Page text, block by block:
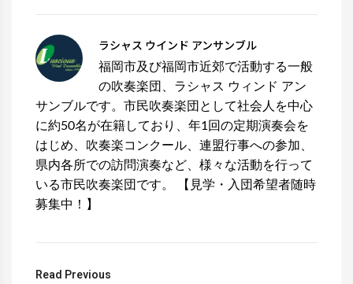
ラシャス ウインド アンサンブル
福岡市及び福岡市近郊で活動する一般
の吹奏楽団、ラシャス ウィンド アン
サンブルです。市民吹奏楽団として社会人を中心
に約50名が在籍しており、年1回の定期演奏会を
はじめ、吹奏楽コンクール、連盟行事への参加、
県内各所での訪問演奏など、様々な活動を行って
いる市民吹奏楽団です。 【見学・入団希望者随時
募集中！】
Read Previous